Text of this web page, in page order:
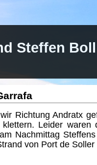
Steffen
Richtung Andratx
Leider waren
Nachmittag
von Port de